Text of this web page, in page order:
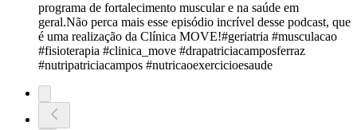
programa de fortalecimento muscular e na saúde em
geral.Não perca mais esse episódio incrível desse podcast, que
é uma realização da Clínica MOVE!#geriatria #musculacao
#fisioterapia #clinica_move #drapatriciacamposferraz
#nutripatriciacampos #nutricaoexercicioesaude